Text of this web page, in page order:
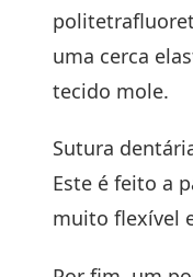
uma cerca
tecido mole.
Sutura
Este é feito a
muito flexível